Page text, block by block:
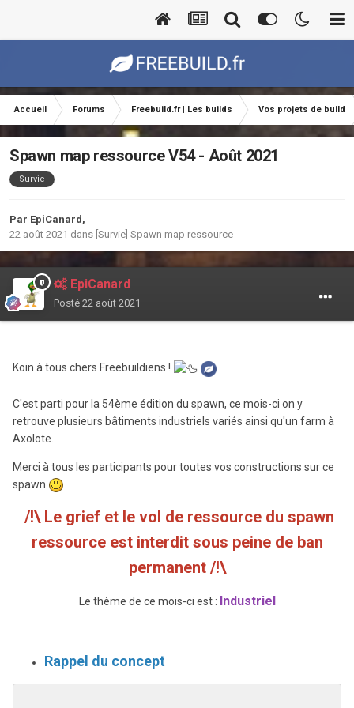
Accueil Forums Freebuild.fr | Les builds Vos projets de build
Spawn map ressource V54 - Août 2021
Survie
Par EpiCanard ,
22 août 2021 dans [Survie] Spawn map ressource
EpiCanard
Posté 22 août 2021
Koin à tous chers Freebuildiens !
C'est parti pour la 54ème édition du spawn, ce mois-ci on y
retrouve plusieurs bâtiments industriels variés ainsi qu'un farm à
Axolote.
Merci à tous les participants pour toutes vos constructions sur ce
spawn
/!\ Le grief et le vol de ressource du spawn
ressource est interdit sous peine de ban
permanent /!\
Le thème de ce mois-ci est : Industriel
Rappel du concept